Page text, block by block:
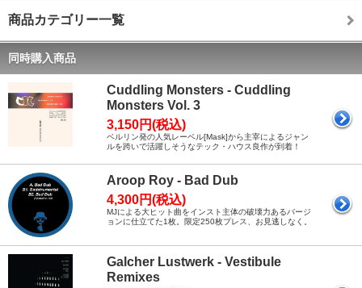
商品カテゴリー一覧
同時購入商品
Cuddling Monsters - Cuddling
Monsters Vol. 3
3,150円(税込)
ベルリン発の人気レーベル[Mask]から主宰によるジャン
ルを跨いで活躍しそうなテック・ハウス良作が到着！
Aroop Roy - Bad Dub
4,300円(税込)
MJによる大ヒット曲をインスト主体の破壊力あるバージ
ョンに仕立てた1枚。限定250枚プレス、お見逃しなく。
Galcher Lustwerk - Vestibule
Remixes